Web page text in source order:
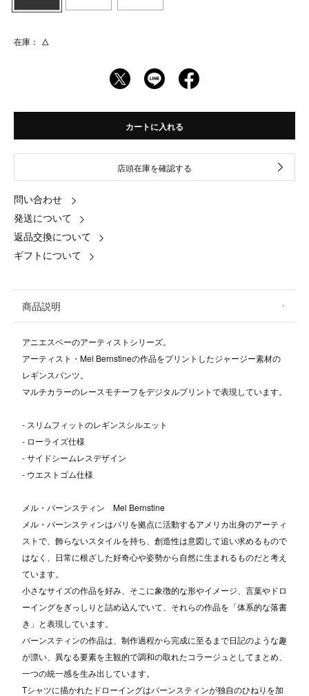
在庫： △
カートに入れる
店頭在庫を確認する
問い合わせ
発送について
返品交換について
ギフトについて
商品説明
アニエスベーのアーティストシリーズ。
アーティスト・Mel Bernstineの作品をプリントしたジャージー素材の
レギンスパンツ。
マルチカラーのレースモチーフをデジタルプリントで表現しています。
- スリムフィットのレギンスシルエット
- ローライズ仕様
- サイドシームレスデザイン
- ウエストゴム仕様
メル・バーンスティン Mel Bernstine
メル・バーンスティンはパリを拠点に活動するアメリカ出身のアーティ
ストで、飾らないスタイルを持ち、創造性は意図して追い求めるもので
はなく、日常に根ざした好奇心や姿勢から自然に生まれるものだと考え
ています。
小さなサイズの作品を好み、そこに象徴的な形やイメージ、言葉やドロ
ーイングをぎっしりと詰め込んでいて、それらの作品を「体系的な落書
き」と表現しています。
バーンスティンの作品は、制作過程から完成に至るまで日記のような趣
が漂い、異なる要素を主観的で調和の取れたコラージュとしてまとめ、
一つの統一感を生み出しています。
Tシャツに描かれたドローイングはバーンスティンが独自のひねりを加